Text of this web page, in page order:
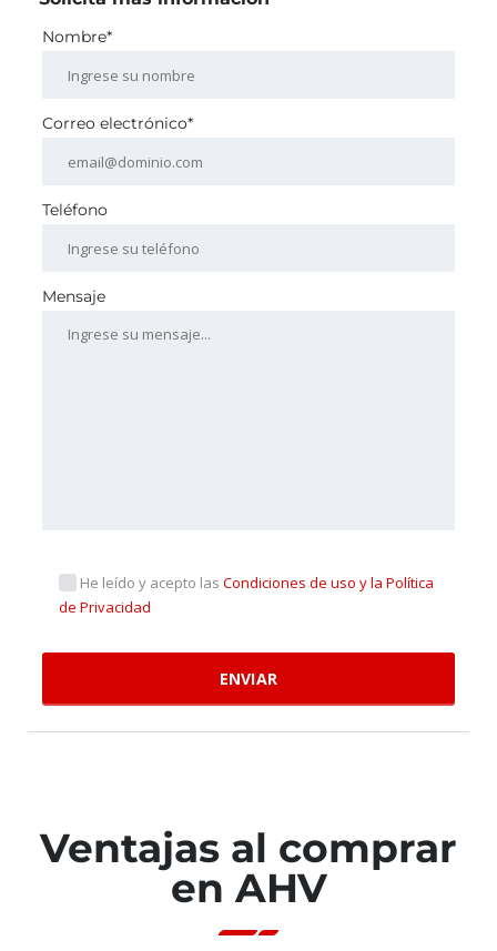
Nombre*
Correo electrónico*
Teléfono
Mensaje
He leído y acepto las Condiciones de uso y la Política
de Privacidad
Ventajas al comprar
en AHV